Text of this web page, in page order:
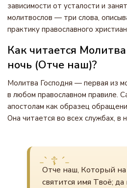
зависимости от усталости и
молитвослов — три слова,
практику православного
Как читается
ночь (Отче наш)?
Молитва Господня — первая из
в любом православном правиле.
апостолам как образец
Она читается во всех службах, в
Отче наш, Который на
святится имя Твоё;